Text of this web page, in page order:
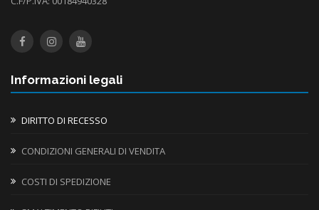
Informazioni legali
DIRITTO DI RECESSO
CONDIZIONI GENERALI DI VENDITA
COSTI DI SPEDIZIONE